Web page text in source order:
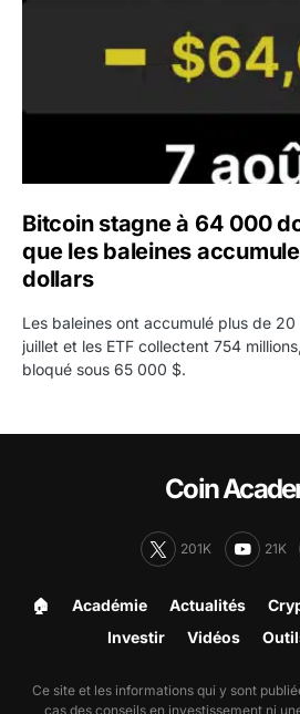
Bitcoin stagne à 64 000
que les baleines
dollars
Les baleines ont accumulé plus de
juillet et les ETF collectent 754
bloqué sous 65 000 $.
Coin
201K 21K
🏠︎ Académie Actualités
Investir Vidéos
Ce site et les informations qui y sont
cas des conseils en investissement ni